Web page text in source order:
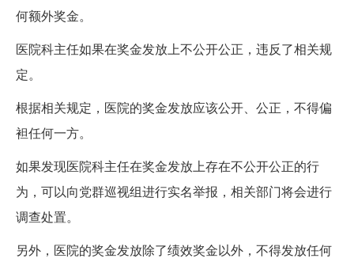
何额外奖金。
医院科主任如果在奖金发放上不公开公正，违反了相关规
定。
根据相关规定，医院的奖金发放应该公开、公正，不得偏
袒任何一方。
如果发现医院科主任在奖金发放上存在不公开公正的行
为，可以向党群巡视组进行实名举报，相关部门将会进行
调查处置。
另外，医院的奖金发放除了绩效奖金以外，不得发放任何